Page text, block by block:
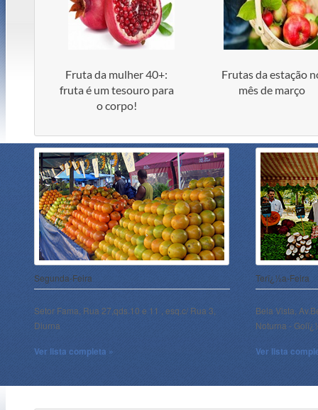
Fruta da mulher 40+:
fruta é um tesouro para
o corpo!
Frutas da estação
mês de março
Segunda-Feira
Setor Fama, Rua 27,qds.10 e 11 , esq.c/ Rua 3,
Diurna
Ver lista completa »
Terï¿½a-Feira
Bela Vista,
Noturna -
Ver lista